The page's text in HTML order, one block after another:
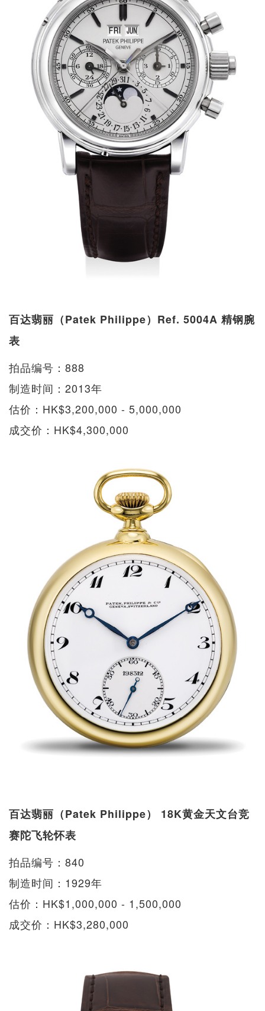
百达翡丽（Patek Philippe）Ref. 5004A 精钢腕
表
拍品编号：888
制造时间：2013年
估价：HK$3,200,000 - 5,000,000
成交价：HK$4,300,000
百达翡丽（Patek Philippe） 18K黄金天文台竞
赛陀飞轮怀表
拍品编号：840
制造时间：1929年
估价：HK$1,000,000 - 1,500,000
成交价：HK$3,280,000